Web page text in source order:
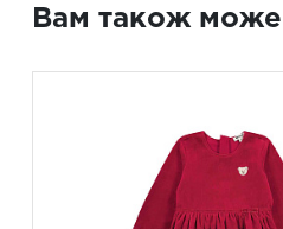
Вам також може